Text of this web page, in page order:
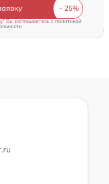
Вы соглашаетесь cполитикой